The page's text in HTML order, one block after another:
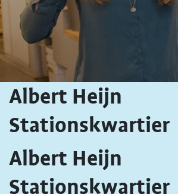
Albert Heijn
Stationskwartier
Albert Heijn
Stationskwartier